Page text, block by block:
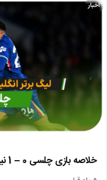
اخبار
خلاصه بازی چلسی 0 – 1 نیوکسل (لیگ برتر انگلیس)